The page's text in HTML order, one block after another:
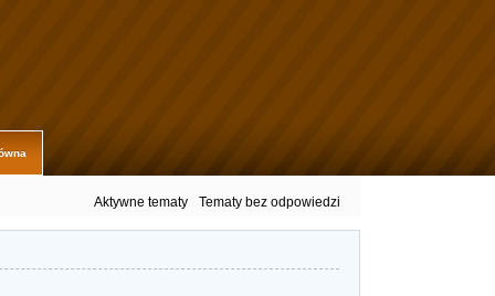
Aktywne tematy Tematy bez odpowiedzi